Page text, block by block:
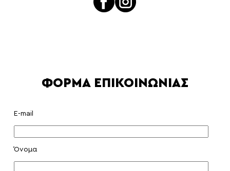
ΦΟΡΜΑ ΕΠΙΚΟΙΝΩΝΙΑΣ
E-mail
Όνομα